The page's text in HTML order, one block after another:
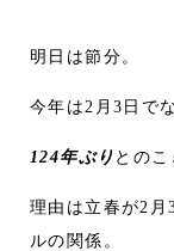
明日は節分。
今年は2月3日で
124年ぶりとの
理由は立春が2
ルの関係。